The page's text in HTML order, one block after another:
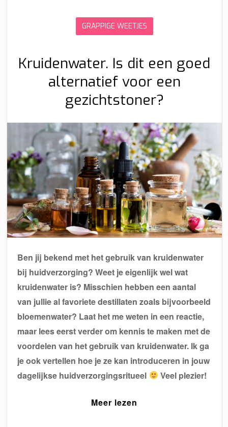
GRAPPIGE WEETJES
Kruidenwater. Is dit een goed
alternatief voor een
gezichtstoner?
Ben jij bekend met het gebruik van kruidenwater
bij huidverzorging? Weet je eigenlijk wel wat
kruidenwater is? Misschien hebben een aantal
van jullie al favoriete destillaten zoals bijvoorbeeld
bloemenwater? Laat het me weten in een reactie,
maar lees eerst verder om kennis te maken met de
voordelen van het gebruik van kruidenwater. Ik ga
je ook vertellen hoe je ze kan introduceren in jouw
dagelijkse huidverzorgingsritueel
Veel plezier!
Meer lezen